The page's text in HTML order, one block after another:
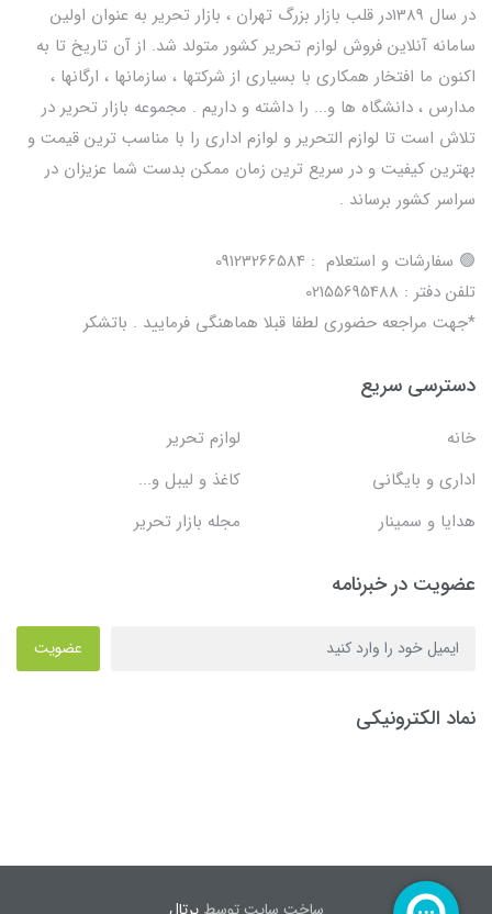
در سال 1389در قلب بازار بزرگ تهران ، بازار تحریر به عنوان اولین
سامانه آنلاین فروش لوازم تحریر کشور متولد شد. از آن تاریخ تا به
اکنون ما افتخار همکاری با بسیاری از شرکتها ، سازمانها ، ارگانها ،
مدارس ، دانشگاه ها و... را داشته و داریم . مجموعه بازار تحریر در
تلاش است تا لوازم التحریر و لوازم اداری را با مناسب ترین قیمت و
بهترین کیفیت و در سریع ترین زمان ممکن بدست شما عزیزان در
سراسر کشور برساند .
🟢 سفارشات و استعلام : 09123266584
تلفن دفتر : 02155695488
*جهت مراجعه حضوری لطفا قبلا هماهنگی فرمایید . باتشکر
دسترسی سریع
خانه
لوازم تحریر
اداری و بایگانی
کاغذ و لیبل و...
هدایا و سمینار
مجله بازار تحریر
عضویت در خبرنامه
عضویت
نماد الکترونیکی